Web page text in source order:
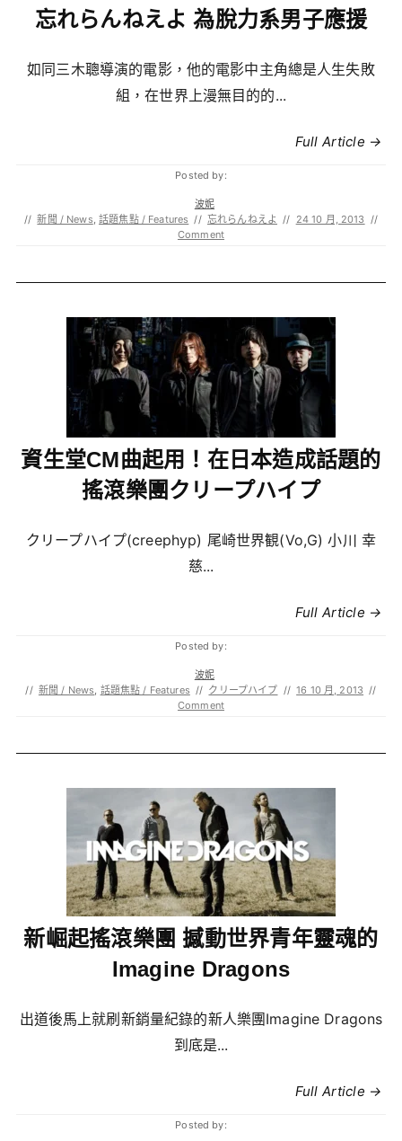
忘れらんねえよ 為脫力系男子應援
如同三木聰導演的電影，他的電影中主角總是人生失敗
組，在世界上漫無目的的...
Full Article →
Posted by:
波妮
// 新聞 / News,話題焦點 / Features // 忘れらんねえよ // 24 10 月, 2013 //
Comment
資生堂CM曲起用！在日本造成話題的
搖滾樂團クリープハイプ
クリープハイプ(creephyp) 尾崎世界観(Vo,G) 小川 幸
慈...
Full Article →
Posted by:
波妮
// 新聞 / News, 話題焦點 / Features // クリープハイプ // 16 10 月, 2013 //
Comment
新崛起搖滾樂團 撼動世界青年靈魂的
Imagine Dragons
出道後馬上就刷新銷量紀錄的新人樂團Imagine Dragons
到底是...
Full Article →
Posted by: